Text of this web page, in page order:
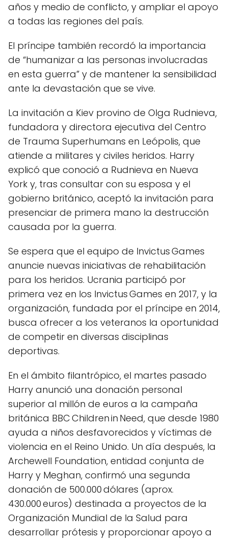
años y medio de conflicto, y ampliar el apoyo
a todas las regiones del país.
El príncipe también recordó la importancia
de “humanizar a las personas involucradas
en esta guerra” y de mantener la sensibilidad
ante la devastación que se vive.
La invitación a Kiev provino de Olga Rudnieva,
fundadora y directora ejecutiva del Centro
de Trauma Superhumans en Leópolis, que
atiende a militares y civiles heridos. Harry
explicó que conoció a Rudnieva en Nueva
York y, tras consultar con su esposa y el
gobierno británico, aceptó la invitación para
presenciar de primera mano la destrucción
causada por la guerra.
Se espera que el equipo de Invictus Games
anuncie nuevas iniciativas de rehabilitación
para los heridos. Ucrania participó por
primera vez en los Invictus Games en 2017, y la
organización, fundada por el príncipe en 2014,
busca ofrecer a los veteranos la oportunidad
de competir en diversas disciplinas
deportivas.
En el ámbito filantrópico, el martes pasado
Harry anunció una donación personal
superior al millón de euros a la campaña
británica BBC Children in Need, que desde 1980
ayuda a niños desfavorecidos y víctimas de
violencia en el Reino Unido. Un día después, la
Archewell Foundation, entidad conjunta de
Harry y Meghan, confirmó una segunda
donación de 500.000 dólares (aprox.
430.000 euros) destinada a proyectos de la
Organización Mundial de la Salud para
desarrollar prótesis y proporcionar apoyo a